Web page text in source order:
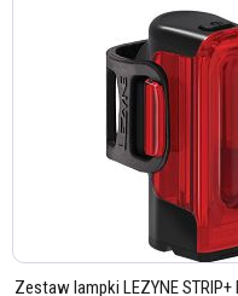
Zestaw lampki LEZYNE